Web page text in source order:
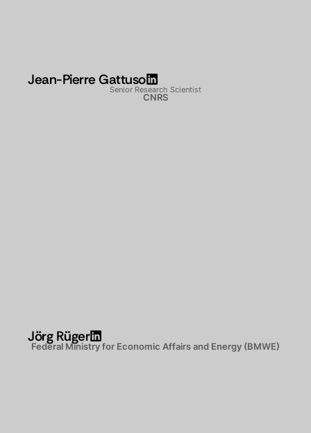
Jean-Pierre Gattuso
Senior Research Scientist
CNRS
Jörg Rüger
Federal Ministry for Economic Affairs and Energy (BMWE)